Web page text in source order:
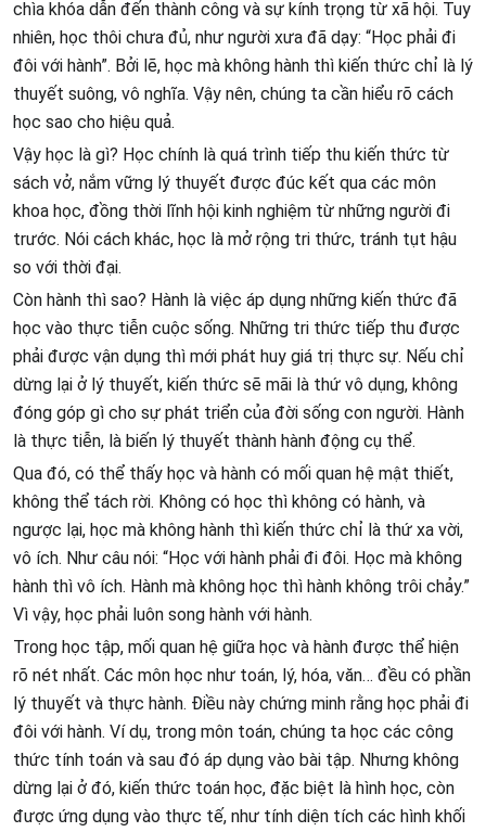
chìa khóa dẫn đến thành công và sự kính trọng từ xã hội. Tuy
nhiên, học thôi chưa đủ, như người xưa đã dạy: “Học phải đi
đôi với hành”. Bởi lẽ, học mà không hành thì kiến thức chỉ là lý
thuyết suông, vô nghĩa. Vậy nên, chúng ta cần hiểu rõ cách
học sao cho hiệu quả.
Vậy học là gì? Học chính là quá trình tiếp thu kiến thức từ
sách vở, nắm vững lý thuyết được đúc kết qua các môn
khoa học, đồng thời lĩnh hội kinh nghiệm từ những người đi
trước. Nói cách khác, học là mở rộng tri thức, tránh tụt hậu
so với thời đại.
Còn hành thì sao? Hành là việc áp dụng những kiến thức đã
học vào thực tiễn cuộc sống. Những tri thức tiếp thu được
phải được vận dụng thì mới phát huy giá trị thực sự. Nếu chỉ
dừng lại ở lý thuyết, kiến thức sẽ mãi là thứ vô dụng, không
đóng góp gì cho sự phát triển của đời sống con người. Hành
là thực tiễn, là biến lý thuyết thành hành động cụ thể.
Qua đó, có thể thấy học và hành có mối quan hệ mật thiết,
không thể tách rời. Không có học thì không có hành, và
ngược lại, học mà không hành thì kiến thức chỉ là thứ xa vời,
vô ích. Như câu nói: “Học với hành phải đi đôi. Học mà không
hành thì vô ích. Hành mà không học thì hành không trôi chảy.”
Vì vậy, học phải luôn song hành với hành.
Trong học tập, mối quan hệ giữa học và hành được thể hiện
rõ nét nhất. Các môn học như toán, lý, hóa, văn… đều có phần
lý thuyết và thực hành. Điều này chứng minh rằng học phải đi
đôi với hành. Ví dụ, trong môn toán, chúng ta học các công
thức tính toán và sau đó áp dụng vào bài tập. Nhưng không
dừng lại ở đó, kiến thức toán học, đặc biệt là hình học, còn
được ứng dụng vào thực tế, như tính diện tích các hình khối